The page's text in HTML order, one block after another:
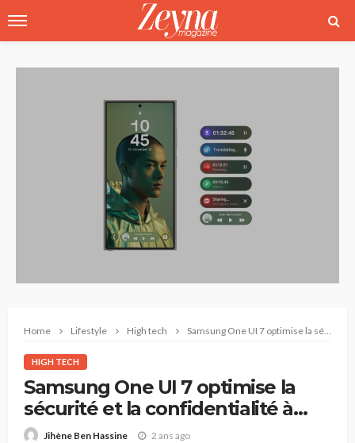
Home Lifestyle High tech Samsung One UI 7 optimise la sécurité et la confidentialité à l’ère de l’IA pour apporter choix et transparence aux utilisateurs
HIGH TECH
Samsung One UI 7 optimise la
sécurité et la confidentialité à
l’ère de l’IA pour apporter choix
Jihène Ben Hassine 2 ans ago